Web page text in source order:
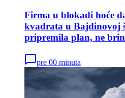
Firma u blokadi hoće
kvadrata u Bajdinovoj
pripremila plan, ne
pre 00 minuta